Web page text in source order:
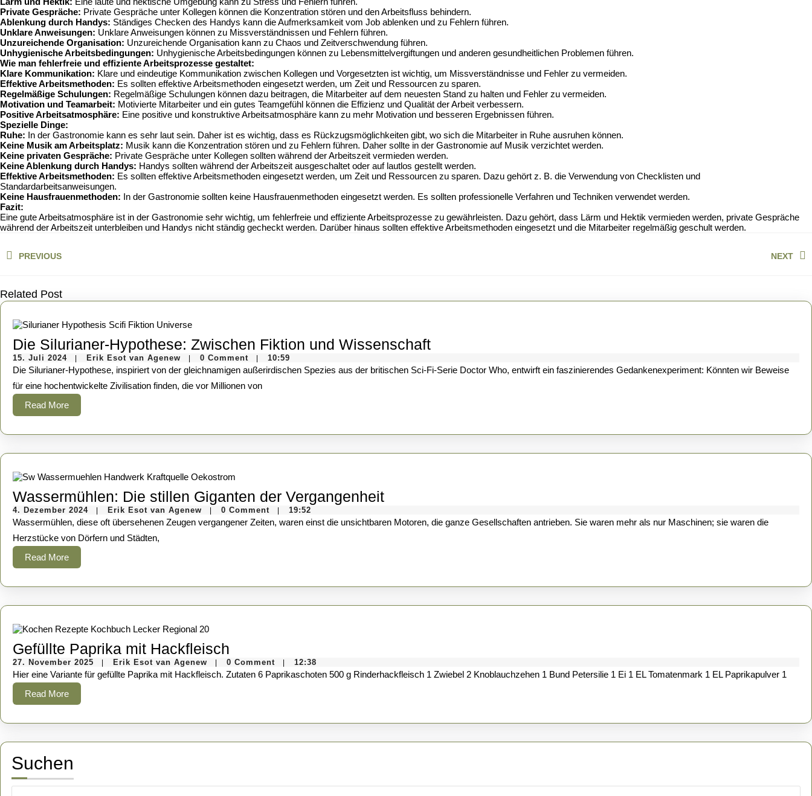
Private Gespräche: Private Gespräche unter Kollegen können die Konzentration stören und den Arbeitsfluss behindern.
Ablenkung durch Handys: Ständiges Checken des Handys kann die Aufmerksamkeit vom Job ablenken und zu Fehlern führen.
Unklare Anweisungen: Unklare Anweisungen können zu Missverständnissen und Fehlern führen.
Unzureichende Organisation: Unzureichende Organisation kann zu Chaos und Zeitverschwendung führen.
Unhygienische Arbeitsbedingungen: Unhygienische Arbeitsbedingungen können zu Lebensmittelvergiftungen und anderen gesundheitlichen Problemen führen.
Wie man fehlerfreie und effiziente Arbeitsprozesse gestaltet:
Klare Kommunikation: Klare und eindeutige Kommunikation zwischen Kollegen und Vorgesetzten ist wichtig, um Missverständnisse und Fehler zu vermeiden.
Effektive Arbeitsmethoden: Es sollten effektive Arbeitsmethoden eingesetzt werden, um Zeit und Ressourcen zu sparen.
Regelmäßige Schulungen: Regelmäßige Schulungen können dazu beitragen, die Mitarbeiter auf dem neuesten Stand zu halten und Fehler zu vermeiden.
Motivation und Teamarbeit: Motivierte Mitarbeiter und ein gutes Teamgefühl können die Effizienz und Qualität der Arbeit verbessern.
Positive Arbeitsatmosphäre: Eine positive und konstruktive Arbeitsatmosphäre kann zu mehr Motivation und besseren Ergebnissen führen.
Spezielle Dinge:
Ruhe: In der Gastronomie kann es sehr laut sein. Daher ist es wichtig, dass es Rückzugsmöglichkeiten gibt, wo sich die Mitarbeiter in Ruhe ausruhen können.
Keine Musik am Arbeitsplatz: Musik kann die Konzentration stören und zu Fehlern führen. Daher sollte in der Gastronomie auf Musik verzichtet werden.
Keine privaten Gespräche: Private Gespräche unter Kollegen sollten während der Arbeitszeit vermieden werden.
Keine Ablenkung durch Handys: Handys sollten während der Arbeitszeit ausgeschaltet oder auf lautlos gestellt werden.
Effektive Arbeitsmethoden: Es sollten effektive Arbeitsmethoden eingesetzt werden, um Zeit und Ressourcen zu sparen. Dazu gehört z. B. die Verwendung von Checklisten und
Standardarbeitsanweisungen.
Keine Hausfrauenmethoden: In der Gastronomie sollten keine Hausfrauenmethoden eingesetzt werden. Es sollten professionelle Verfahren und Techniken verwendet werden.
Fazit:
Eine gute Arbeitsatmosphäre ist in der Gastronomie sehr wichtig, um fehlerfreie und effiziente Arbeitsprozesse zu gewährleisten. Dazu gehört, dass Lärm und Hektik vermieden werden, private Gespräche
während der Arbeitszeit unterbleiben und Handys nicht ständig gecheckt werden. Darüber hinaus sollten effektive Arbeitsmethoden eingesetzt und die Mitarbeiter regelmäßig geschult werden.
PREVIOUS
post:
NEXT
Related Post
Die Silurianer-Hypothese: Zwischen Fiktion und WissenschaftDie
Hypothese:
und
Wissenschaft
15. Juli 202415.
Juli
2024
Erik Esot van Agenew Erik
Esot
van
Agenew
0 Comment 10:59
Die Silurianer-Hypothese, inspiriert von der gleichnamigen außerirdischen Spezies aus der britischen Sci-Fi-Serie Doctor Who, entwirft ein faszinierendes Gedankenexperiment: Könnten wir Beweise
für eine hochentwickelte Zivilisation finden, die vor Millionen von
Read MoreRead
More
Wassermühlen: Die stillen Giganten der VergangenheitWassermühlen:
stillen
Vergangenheit
4. Dezember 20244.
Dezember
2024
Erik Esot van Agenew Erik
van
0 Comment 19:52
Wassermühlen, diese oft übersehenen Zeugen vergangener Zeiten, waren einst die unsichtbaren Motoren, die ganze Gesellschaften antrieben. Sie waren mehr als nur Maschinen; sie waren die
Herzstücke von Dörfern und Städten,
Read MoreRead
More
Gefüllte Paprika mit Hackfleisch
Paprika
mit
27. November 2025 27.
November
2025
Erik Esot van Agenew Erik
Esot
van
0 Comment 12:38
Hier eine Variante für gefüllte Paprika mit Hackfleisch. Zutaten 6 Paprikaschoten 500 g Rinderhackfleisch 1 Zwiebel 2 Knoblauchzehen 1 Bund Petersilie 1 Ei 1 EL Tomatenmark 1 EL Paprikapulver 1
Read MoreRead
More
Suchen